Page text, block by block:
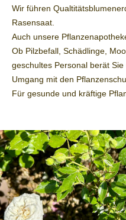
Wir führen
Rasensaat.
Auch unsere
Ob Pilzbefall, Schädlinge,
geschultes Personal berät
Umgang mit den
Für gesunde und kräftige